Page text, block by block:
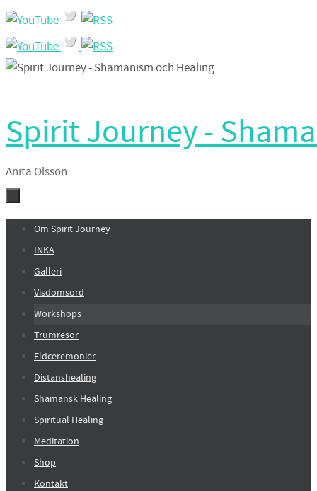
Hoppa
till
innehållet
Spirit Journey -
Anita Olsson
Hoppa
innehållet
Om Spirit Journey
INKA
Galleri
Visdomsord
Workshops
Trumresor
Eldceremonier
Distanshealing
Shamansk Healing
Spiritual Healing
Meditation
Shop
Kontakt